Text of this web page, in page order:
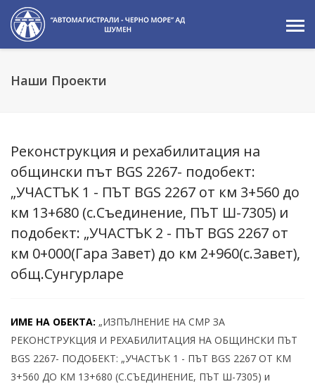
Наши Проекти
Реконструкция и рехабилитация на
общински път BGS 2267- подобект:
„УЧАСТЪК 1 - ПЪТ BGS 2267 от км 3+560 до
км 13+680 (с.Съединение, ПЪТ Ш-7305) и
подобект: „УЧАСТЪК 2 - ПЪТ BGS 2267 от
км 0+000(Гара Завет) до км 2+960(с.Завет),
общ.Сунгурларе
ИМЕ НА ОБЕКТА: „ИЗПЪЛНЕНИЕ НА СМР ЗА
РЕКОНСТРУКЦИЯ И РЕХАБИЛИТАЦИЯ НА ОБЩИНСКИ ПЪТ
BGS 2267- ПОДОБЕКТ: „УЧАСТЪК 1 - ПЪТ BGS 2267 ОТ КМ
3+560 ДО КМ 13+680 (С.СЪЕДИНЕНИЕ, ПЪТ Ш-7305) и